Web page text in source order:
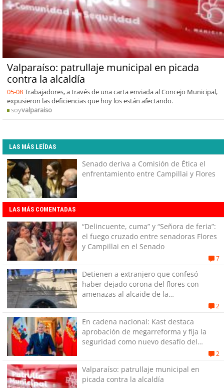
Valparaíso: patrullaje municipal en picada
contra la alcaldía
05-08Trabajadores, a través de una carta enviada al Concejo Municipal,
expusieron las deficiencias que hoy los están afectando.
soyvalparaiso
LAS MÁS LEÍDAS
Senado deriva a Comisión de Ética el
enfrentamiento entre Campillai y Flores
LAS MÁS COMENTADAS
“Delincuente, cuma” y “Señora de feria”:
el fuego cruzado entre senadoras Flores
y Campillai en el Senado
7
Detienen a extranjero que confesó
haber dejado corona del flores con
amenazas al alcaide de la
2
En cadena nacional: Kast destaca
aprobación de megarreforma y fija la
seguridad como nuevo desafío del
2
Valparaíso: patrullaje municipal en
picada contra la alcaldía